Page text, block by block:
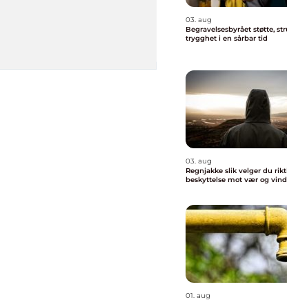
03. aug
Begravelsesbyrået støtte, struktur og
trygghet i en sårbar tid
03. aug
Regnjakke slik velger du riktig
beskyttelse mot vær og vind
01. aug